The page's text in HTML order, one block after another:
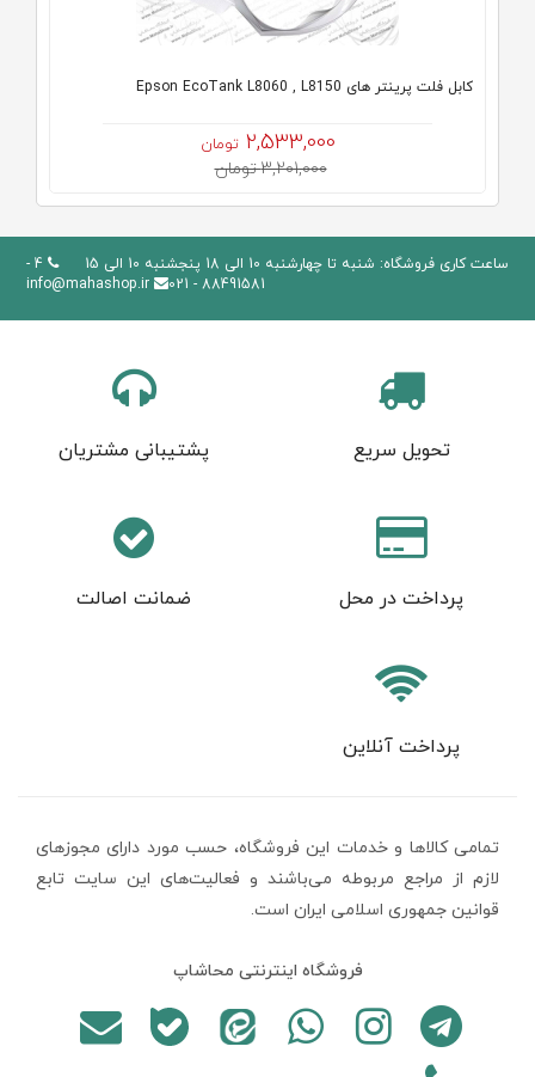
کابل فلت پرینتر های Epson EcoTank L8060 , L8150
2,533,000 تومان
3,201,000 تومان
ساعت کاری فروشگاه: شنبه تا چهارشنبه 10 الی 18 پنجشنبه 10 الی 15
4 -
88491581 - 021
info@mahashop.ir
تحویل سریع پشتیبانی مشتریان
پرداخت در محل ضمانت اصالت
پرداخت آنلاین
تمامی كالاها و خدمات اين فروشگاه، حسب مورد دارای مجوزهای
لازم از مراجع مربوطه می‌باشند و فعاليت‌های اين سايت تابع
قوانين جمهوری اسلامی ایران است.
فروشگاه اینترنتی محاشاپ